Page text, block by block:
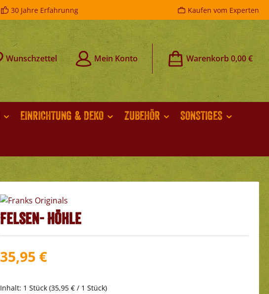
30 Jahre Erfahrunng Kaufen vom Experten
Wunschzettel Mein Konto Warenkorb0,00 €
EINRICHTUNG & DEKO ZUBEHÖR
SONSTIGES
Felsen- Höhle
35,95 €
Inhalt: 1 Stück (35,95 € / 1 Stück)